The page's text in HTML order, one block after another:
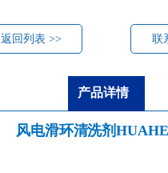
返回列表 >> 联
风电滑环清洗剂
产品详情